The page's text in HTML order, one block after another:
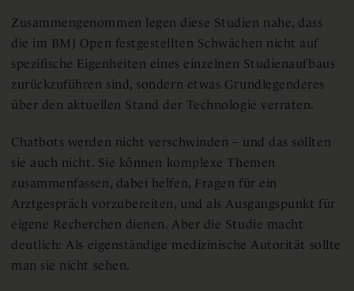
Zusammengenommen legen diese Studien nahe, dass
die im BMJ Open festgestellten Schwächen nicht auf
spezifische Eigenheiten eines einzelnen Studienaufbaus
zurückzuführen sind, sondern etwas Grundlegenderes
über den aktuellen Stand der Technologie verraten.
Chatbots werden nicht verschwinden – und das sollten
sie auch nicht. Sie können komplexe Themen
zusammenfassen, dabei helfen, Fragen für ein
Arztgespräch vorzubereiten, und als Ausgangspunkt für
eigene Recherchen dienen. Aber die Studie macht
deutlich: Als eigenständige medizinische Autorität sollte
man sie nicht sehen.